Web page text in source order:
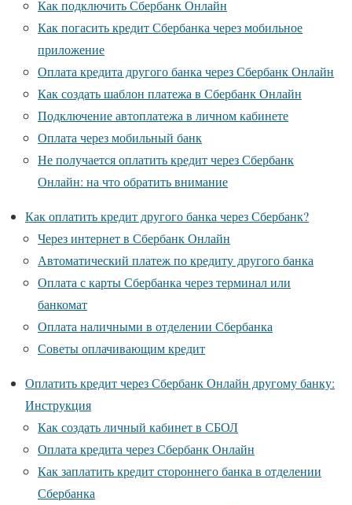
Как подключить Сбербанк Онлайн
Как погасить кредит Сбербанка через мобильное
приложение
Оплата кредита другого банка через Сбербанк Онлайн
Как создать шаблон платежа в Сбербанк Онлайн
Подключение автоплатежа в личном кабинете
Оплата через мобильный банк
Не получается оплатить кредит через Сбербанк
Онлайн: на что обратить внимание
Как оплатить кредит другого банка через Сбербанк?
Через интернет в Сбербанк Онлайн
Автоматический платеж по кредиту другого банка
Оплата с карты Сбербанка через терминал или
банкомат
Оплата наличными в отделении Сбербанка
Советы оплачивающим кредит
Оплатить кредит через Сбербанк Онлайн другому банку:
Инструкция
Как создать личный кабинет в СБОЛ
Оплата кредита через Сбербанк Онлайн
Как заплатить кредит стороннего банка в отделении
Сбербанка